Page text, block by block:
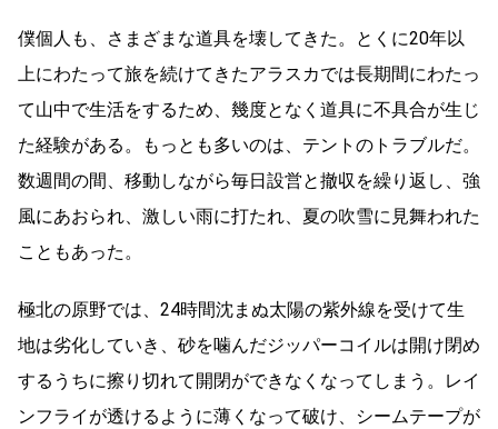
僕個人も、さまざまな道具を壊してきた。とくに20年以
上にわたって旅を続けてきたアラスカでは長期間にわたっ
て山中で生活をするため、幾度となく道具に不具合が生じ
た経験がある。もっとも多いのは、テントのトラブルだ。
数週間の間、移動しながら毎日設営と撤収を繰り返し、強
風にあおられ、激しい雨に打たれ、夏の吹雪に見舞われた
こともあった。
極北の原野では、24時間沈まぬ太陽の紫外線を受けて生
地は劣化していき、砂を噛んだジッパーコイルは開け閉め
するうちに擦り切れて開閉ができなくなってしまう。レイ
ンフライが透けるように薄くなって破け、シームテープが